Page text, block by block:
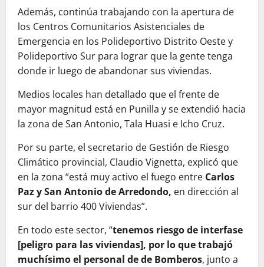
Además, continúa trabajando con la apertura de
los Centros Comunitarios Asistenciales de
Emergencia en los Polideportivo Distrito Oeste y
Polideportivo Sur para lograr que la gente tenga
donde ir luego de abandonar sus viviendas.
Medios locales han detallado que el frente de
mayor magnitud está en Punilla y se extendió hacia
la zona de San Antonio, Tala Huasi e Icho Cruz.
Por su parte, el secretario de Gestión de Riesgo
Climático provincial, Claudio Vignetta, explicó que
en la zona “está muy activo el fuego entre Carlos
Paz y San Antonio de Arredondo, en dirección al
sur del barrio 400 Viviendas”.
En todo este sector, “tenemos riesgo de interfase
[peligro para las viviendas], por lo que trabajó
muchísimo el personal de de Bomberos, junto a